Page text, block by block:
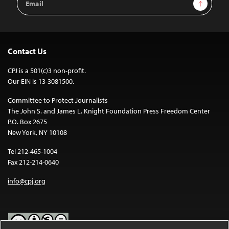
Address
Contact Us
CPJ is a 501(c)3 non-profit.
Our EIN is 13-3081500.
Committee to Protect Journalists
The John S. and James L. Knight Foundation Press Freedom Center
P.O. Box 2675
New York, NY 10108
Tel 212-465-1004
Fax 212-214-0640
info@cpj.org